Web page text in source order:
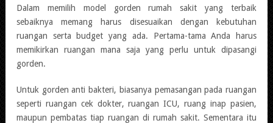
Dalam memilih model gorden rumah sakit yang terbaik
sebaiknya memang harus disesuaikan dengan kebutuhan
ruangan serta budget yang ada. Pertama-tama Anda harus
memikirkan ruangan mana saja yang perlu untuk dipasangi
gorden.
Untuk gorden anti bakteri, biasanya pemasangan pada ruangan
seperti ruangan cek dokter, ruangan ICU, ruang inap pasien,
maupun pembatas tiap ruangan di rumah sakit. Sementara itu